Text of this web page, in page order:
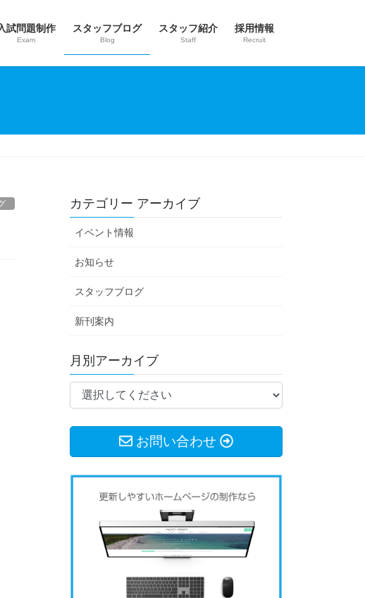
試問題制作
Exam
スタッフブログ
Blog
スタッフ紹介
Staff
採用情報
Recruit
カテゴリー アーカイブ
イベント情報
お知らせ
スタッフブログ
新刊案内
月別アーカイブ
お問い合わせ